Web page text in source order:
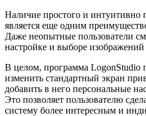
Наличие простого и интуитивно
является еще одним
Даже неопытные пользователи
настройке и выборе изображений
В целом, программа LogonStudio
изменить стандартный экран
добавить в него персональные
Это позволяет пользователю
систему более интересным и